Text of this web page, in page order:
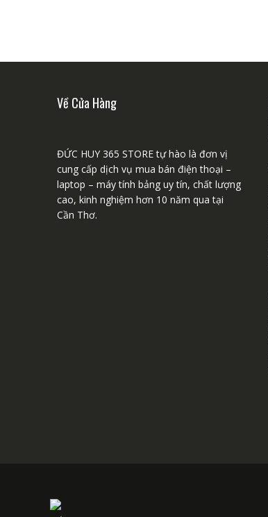
Về Cửa Hàng
ĐỨC HUY 365 STORE tự hào là đơn vị
cung cấp dịch vụ mua bán điện thoại –
laptop – máy tính bảng uy tín, chất lượng
cao, kinh nghiệm hơn 10 năm qua tại
Cần Thơ.